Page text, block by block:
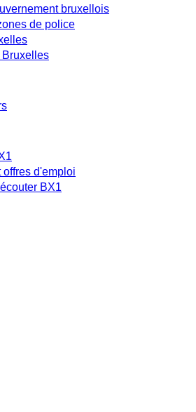
bruxellois
de police
d'emploi
BX1